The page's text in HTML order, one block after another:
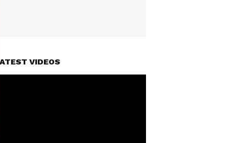
VIDEOS